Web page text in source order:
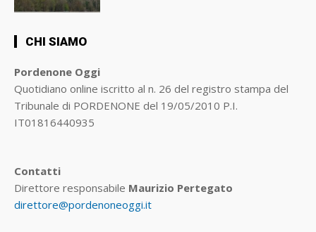
CHI SIAMO
Pordenone Oggi
Quotidiano online iscritto al n. 26 del registro stampa del
Tribunale di PORDENONE del 19/05/2010 P.I.
IT01816440935
Contatti
Direttore responsabile Maurizio Pertegato
direttore@pordenoneoggi.it